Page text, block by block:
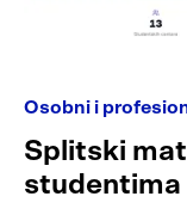
Osobni i
Splitski
studentima